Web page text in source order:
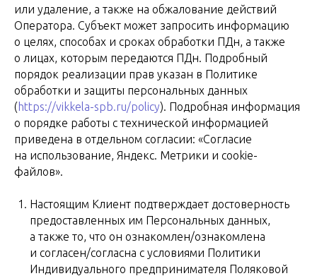
или удаление, а также на обжалование действий
Оператора. Субъект может запросить информацию
о целях, способах и сроках обработки ПДн, а также
о лицах, которым передаются ПДн. Подробный
порядок реализации прав указан в Политике
обработки и защиты персональных данных
(https://vikkela-spb.ru/policy). Подробная информация
о порядке работы с технической информацией
приведена в отдельном согласии: «Согласие
на использование, Яндекс. Метрики и cookie-
файлов».
Настоящим Клиент подтверждает достоверность
предоставленных им Персональных данных,
а также то, что он ознакомлен/ознакомлена
и согласен/согласна с условиями Политики
Индивидуального предпринимателя Поляковой